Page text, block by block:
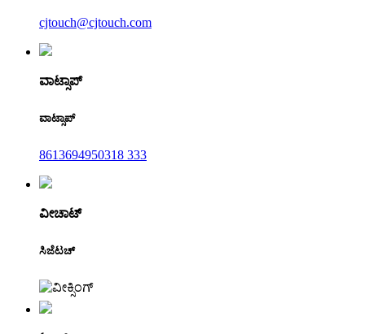
cjtouch@cjtouch.com
ವಾಟ್ಸಾಪ್
ವಾಟ್ಸಾಪ್
8613694950318 333
ವೀಚಾಟ್
ಸಿಜೆಟಚ್